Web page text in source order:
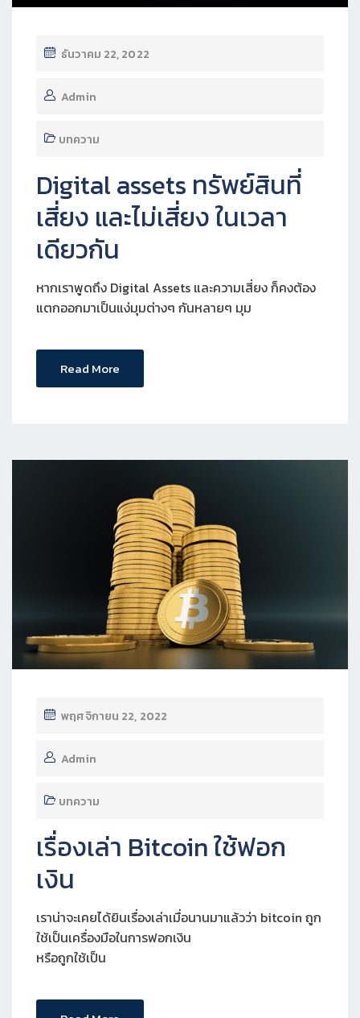
ธันวาคม 22, 2022
Admin
บทความ
Digital assets ทรัพย์สินที่
เสี่ยง และไม่เสี่ยง ในเวลา
เดียวกัน
หากเราพูดถึง Digital Assets และความเสี่ยง ก็คงต้อง
แตกออกมาเป็นแง่มุมต่างๆ กันหลายๆ มุม
Read More
พฤศจิกายน 22, 2022
Admin
บทความ
เรื่องเล่า Bitcoin ใช้ฟอก
เงิน
เราน่าจะเคยได้ยินเรื่องเล่าเมื่อนานมาแล้วว่า bitcoin ถูก
ใช้เป็นเครื่องมือในการฟอกเงิน
หรือถูกใช้เป็น